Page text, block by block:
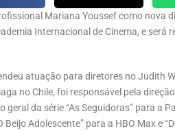
Mariana Youssef como nova
Internacional de Cinema, e será
atuação para diretores no Judith
no Chile, foi responsável pela
geral da série “As Seguidoras” para a
Adolescente” para a HBO Max e